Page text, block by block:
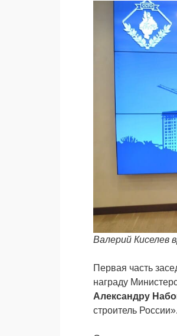
Валерий Киселев
Первая часть
награду
Александру
строитель России».